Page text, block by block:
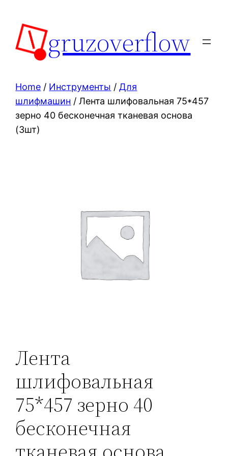
content
gruzoverflow
Home / Инструменты /Для
шлифмашин / Лента шлифовальная 75*457
зерно 40 бесконечная тканевая основа
(3шт)
Лента
шлифовальная
75*457 зерно 40
бесконечная